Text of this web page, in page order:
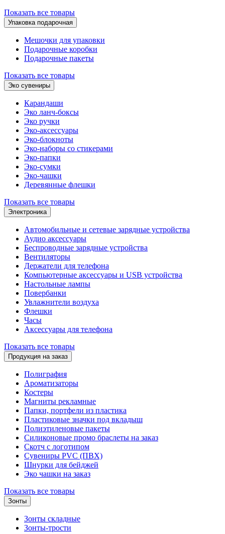
Показать все товары
Упаковка подарочная
Мешочки для упаковки
Подарочные коробки
Подарочные пакеты
Показать все товары
Эко сувениры
Карандаши
Эко ланч-боксы
Эко ручки
Эко-аксессуары
Эко-блокноты
Эко-наборы со стикерами
Эко-папки
Эко-сумки
Эко-чашки
Деревянные флешки
Показать все товары
Электроника
Автомобильные и сетевые зарядные устройства
Аудио аксессуары
Беспроводные зарядные устройства
Вентиляторы
Держатели для телефона
Компьютерные аксессуары и USB устройства
Настольные лампы
Повербанки
Увлажнители воздуха
Флешки
Часы
Аксессуары для телефона
Показать все товары
Продукция на заказ
Полиграфия
Ароматизаторы
Костеры
Магниты рекламные
Папки, портфели из пластика
Пластиковые значки под вкладыш
Полиэтиленовые пакеты
Силиконовые промо браслеты на заказ
Скотч с логотипом
Сувениры PVC (ПВХ)
Шнурки для бейджей
Эко чашки на заказ
Показать все товары
Зонты
Зонты складные
Зонты-трости